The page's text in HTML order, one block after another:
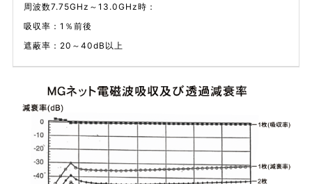
周波数7.75GHz～13.0GHz時：
吸収率：1％前後
遮蔽率：20～40dB以上